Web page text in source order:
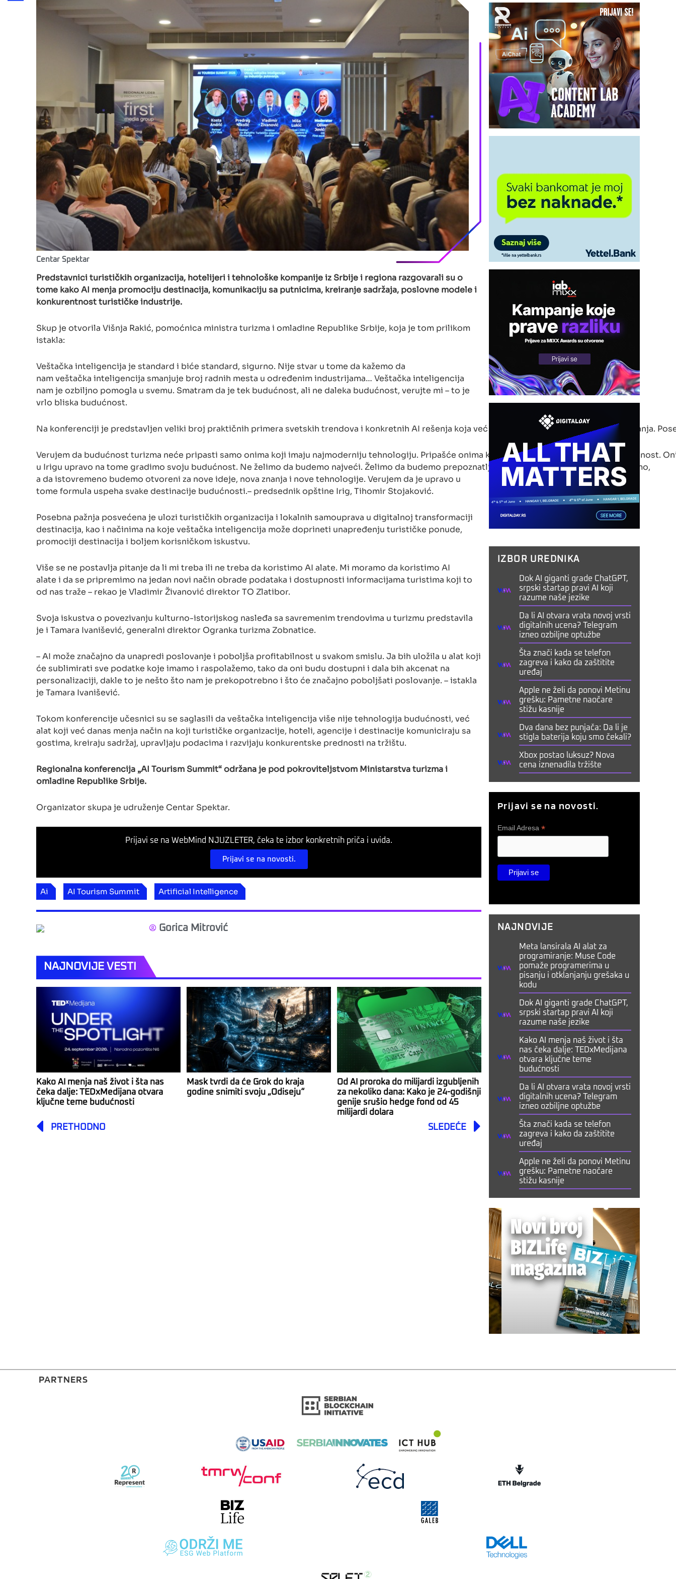
Centar Spektar
Predstavnici turističkih organizacija, hotelijeri i tehnološke kompanije iz Srbije i regiona razgovarali su o
tome kako AI menja promociju destinacija, komunikaciju sa putnicima, kreiranje sadržaja, poslovne modele i
konkurentnost turističke industrije.
Skup je otvorila Višnja Rakić, pomoćnica ministra turizma i omladine Republike Srbije, koja je tom prilikom
istakla:
Veštačka inteligencija je standard i biće standard, sigurno. Nije stvar u tome da kažemo da
nam veštačka inteligencija smanjuje broj radnih mesta u određenim industrijama… Veštačka inteligencija
nam je ozbiljno pomogla u svemu. Smatram da je tek budućnost, ali ne daleka budućnost, verujte mi – to je
vrlo bliska budućnost.
Na konferenciji je predstavljen veliki broj praktičnih primera svetskih trendova i konkretnih AI rešenja koja već danas transformišu industriju putovanja.
Verujem da budućnost turizma neće pripasti samo onima koji imaju najmoderniju tehnologiju. Pripašće onima koji uspeju da sačuvaju svoju autentičnost.
u Irigu upravo na tome gradimo svoju budućnost. Ne želimo da budemo najveći. Želimo da budemo prepoznatljivi. Želimo da sačuvamo ono što jesmo,
a da istovremeno budemo otvoreni za nove ideje, nova znanja i nove tehnologije. Verujem da je upravo u
tome formula uspeha svake destinacije budućnosti.– predsednik opštine Irig, Tihomir Stojaković.
Posebna pažnja posvećena je ulozi turističkih organizacija i lokalnih samouprava u digitalnoj transformaciji
destinacija, kao i načinima na koje veštačka inteligencija može doprineti unapređenju turističke ponude,
promociji destinacija i boljem korisničkom iskustvu.
Više se ne postavlja pitanje da li mi treba ili ne treba da koristimo AI alate. Mi moramo da koristimo AI
alate i da se pripremimo na jedan novi način obrade podataka i dostupnosti informacijama turistima koji to
od nas traže – rekao je Vladimir Živanović direktor TO Zlatibor.
Svoja iskustva o povezivanju kulturno-istorijskog nasleđa sa savremenim trendovima u turizmu predstavila
je i Tamara Ivanišević, generalni direktor Ogranka turizma Zobnatice.
– AI može značajno da unapredi poslovanje i poboljša profitabilnost u svakom smislu. Ja bih uložila u alat koji
će sublimirati sve podatke koje imamo i raspolažemo, tako da oni budu dostupni i dala bih akcenat na
personalizaciji, dakle to je nešto što nam je prekopotrebno i što će značajno poboljšati poslovanje. – istakla
je Tamara Ivanišević.
Tokom konferencije učesnici su se saglasili da veštačka inteligencija više nije tehnologija budućnosti, već
alat koji već danas menja način na koji turističke organizacije, hoteli, agencije i destinacije komuniciraju sa
gostima, kreiraju sadržaj, upravljaju podacima i razvijaju konkurentske prednosti na tržištu.
Regionalna konferencija „AI Tourism Summit“održana je pod pokroviteljstvom Ministarstva turizma i
omladine Republike Srbije.
Organizator skupa je udruženje Centar Spektar.
Prijavi se na WebMind NJUZLETER, čeka te izbor konkretnih priča i uvida.
Prijavi se na novosti.
Ai AI Tourism Summit Artificial Intelligence
Gorica Mitrović
NAJNOVIJE VESTI
Kako AI menja naš život i šta nas
čeka dalje: TEDxMedijana otvara
ključne teme budućnosti
Mask tvrdi da će Grok do kraja
godine snimiti svoju „Odiseju“
Od AI proroka do milijardi izgubljenih
za nekoliko dana: Kako je 24-godišnji
genije srušio hedge fond od 45
milijardi dolara
Prev
PRETHODNO SLEDEĆE Next
IZBOR UREDNIKA
Dok AI giganti grade ChatGPT,
srpski startap pravi AI koji
razume naše jezike
Da li AI otvara vrata novoj vrsti
digitalnih ucena? Telegram
izneo ozbiljne optužbe
Šta znači kada se telefon
zagreva i kako da zaštitite
uređaj
Apple ne želi da ponovi Metinu
grešku: Pametne naočare
stižu kasnije
Dva dana bez punjača: Da li je
stigla baterija koju smo čekali?
Xbox postao luksuz? Nova
cena iznenadila tržište
Prijavi se na novosti.
Email Adresa *
NAJNOVIJE
Meta lansirala AI alat za
programiranje: Muse Code
pomaže programerima u
pisanju i otklanjanju grešaka u
kodu
Dok AI giganti grade ChatGPT,
srpski startap pravi AI koji
razume naše jezike
Kako AI menja naš život i šta
nas čeka dalje: TEDxMedijana
otvara ključne teme
budućnosti
Da li AI otvara vrata novoj vrsti
digitalnih ucena? Telegram
izneo ozbiljne optužbe
Šta znači kada se telefon
zagreva i kako da zaštitite
uređaj
Apple ne želi da ponovi Metinu
grešku: Pametne naočare
stižu kasnije
PARTNERS